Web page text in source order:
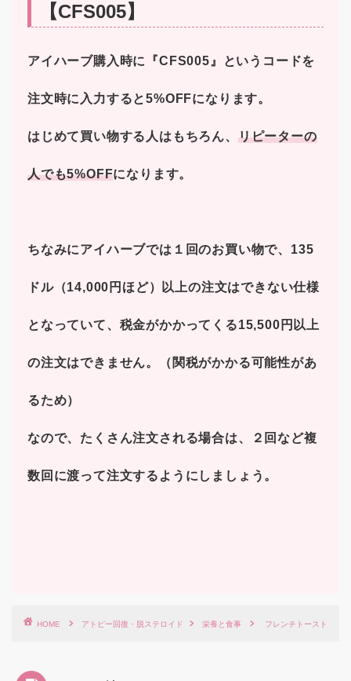
【CFS005】
アイハーブ購入時に『CFS005』というコードを
注文時に入力すると5%OFFになります。
はじめて買い物する人はもちろん、 リピーターの
人でも5%OFFになります。
ちなみにアイハーブでは１回のお買い物で、135
ドル（14,000円ほど）以上の注文はできない仕様
となっていて、税金がかかってくる15,500円以上
の注文はできません。（関税がかかる可能性があ
るため）
なので、たくさん注文される場合は、２回など複
数回に渡って注文するようにしましょう。
HOME アトピー回復・脱ステロイド 栄養と食事 フレンチトースト